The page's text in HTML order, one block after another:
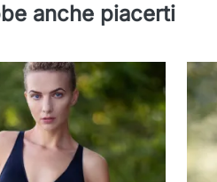
anche piacerti